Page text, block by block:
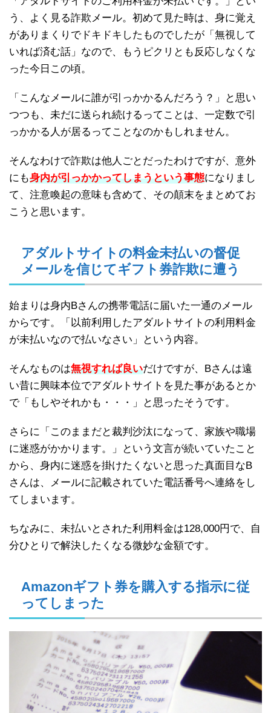
う、よく見る詐欺メール。初めて見た時は、身に覚え
がありまくりでドキドキしたものでしたが「無視して
いれば済む話」なので、もうピクリとも反応しなくな
った今日この頃。
「こんなメールに誰が引っかかるんだろう？」と思い
つつも、未だに送られ続けるってことは、一定数で引
っかかる人が居るってことなのかもしれません。
そんなわけで詐欺は他人ごとだったわけですが、意外
にも身内が引っかかってしまうという事態になりまし
て、注意喚起の意味も含めて、その顛末をまとめてお
こうと思います。
アダルトサイトの料金未払いの督促
メールを信じてギフト券詐欺に遭う
始まりは身内Bさんの携帯電話に届いた一通のメール
からです。「以前利用したアダルトサイトの利用料金
が未払いなので払いなさい」という内容。
そんなものは無視すれば良いだけですが、Bさんは遠
い昔に興味本位でアダルトサイトを見た事があるとか
で「もしやそれかも・・・」と思ったそうです。
さらに「このままだと裁判沙汰になって、家族や職場
に迷惑がかかります。」という文言が続いていたこと
から、身内に迷惑を掛けたくないと思った真面目なB
さんは、メールに記載されていた電話番号へ連絡をし
てしまいます。
ちなみに、未払いとされた利用料金は128,000円で、自
分ひとりで解決したくなる微妙な金額です。
Amazonギフト券を購入する指示に従
ってしまった